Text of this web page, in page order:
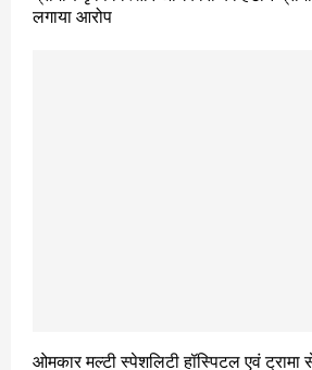
लगाया आरोप
ओमकार मल्टी स्पेशलिटी हॉस्पिटल एवं